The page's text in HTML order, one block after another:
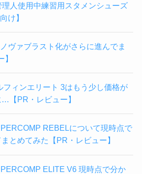
理人使用中練習用スタメンシューズ
け】
ヴァブラスト化がさらに進んでま
フィンエリート 3はもう少し価格が
【PR・レビュー】
REBELについて現時点で
とめてみた【PR・レビュー】
ELITE V6 現時点で分か